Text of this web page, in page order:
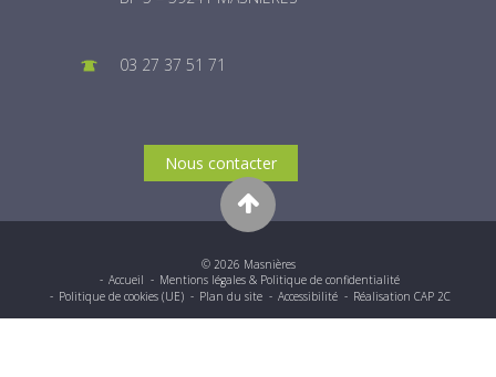
03 27 37 51 71
Nous contacter
© 2026 Masnières
Accueil
Mentions légales & Politique de confidentialité
Politique de cookies (UE)
Plan du site Accessibilité Réalisation CAP 2C